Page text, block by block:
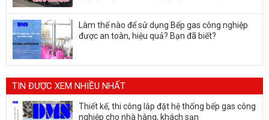
Làm thế nào để sử dụng Bếp gas công nghiệp
được an toàn, hiệu quả? Bạn đã biết?
TIN ĐƯỢC XEM NHIỀU NHẤT
Thiết kế, thi công lắp đặt hệ thống bếp gas công
nghiệp cho nhà hàng, khách sạn